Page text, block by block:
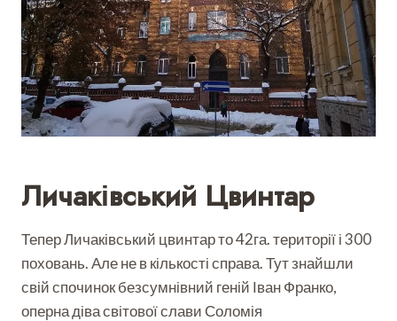
Личаківський Цвинтар
Тепер Личаківський цвинтар то 42га. території і 300
поховань. Але не в кількості справа. Тут знайшли
свій спочинок безсумнівний геній Іван Франко,
оперна діва світової слави Соломія